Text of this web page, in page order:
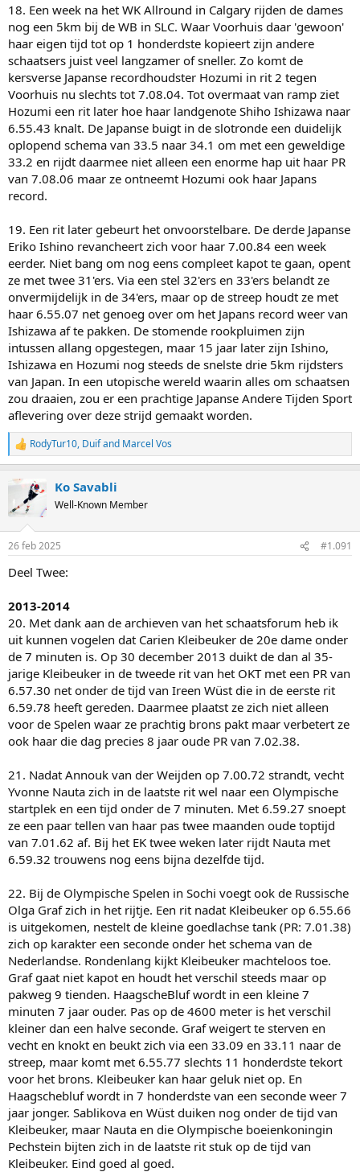
18. Een week na het WK Allround in Calgary rijden de dames
nog een 5km bij de WB in SLC. Waar Voorhuis daar 'gewoon'
haar eigen tijd tot op 1 honderdste kopieert zijn andere
schaatsers juist veel langzamer of sneller. Zo komt de
kersverse Japanse recordhoudster Hozumi in rit 2 tegen
Voorhuis nu slechts tot 7.08.04. Tot overmaat van ramp ziet
Hozumi een rit later hoe haar landgenote Shiho Ishizawa naar
6.55.43 knalt. De Japanse buigt in de slotronde een duidelijk
oplopend schema van 33.5 naar 34.1 om met een geweldige
33.2 en rijdt daarmee niet alleen een enorme hap uit haar PR
van 7.08.06 maar ze ontneemt Hozumi ook haar Japans
record.
19. Een rit later gebeurt het onvoorstelbare. De derde Japanse
Eriko Ishino revancheert zich voor haar 7.00.84 een week
eerder. Niet bang om nog eens compleet kapot te gaan, opent
ze met twee 31'ers. Via een stel 32'ers en 33'ers belandt ze
onvermijdelijk in de 34'ers, maar op de streep houdt ze met
haar 6.55.07 net genoeg over om het Japans record weer van
Ishizawa af te pakken. De stomende rookpluimen zijn
intussen allang opgestegen, maar 15 jaar later zijn Ishino,
Ishizawa en Hozumi nog steeds de snelste drie 5km rijdsters
van Japan. In een utopische wereld waarin alles om schaatsen
zou draaien, zou er een prachtige Japanse Andere Tijden Sport
aflevering over deze strijd gemaakt worden.
R
e
c
t
i
s
RodyTur10, Duifand Marcel Vos
Ko Savabli
Well-Known Member
26 feb 2025 #1.091
Deel Twee:
2013-2014
20. Met dank aan de archieven van het schaatsforum heb ik
uit kunnen vogelen dat Carien Kleibeuker de 20e dame onder
de 7 minuten is. Op 30 december 2013 duikt de dan al 35-
jarige Kleibeuker in de tweede rit van het OKT met een PR van
6.57.30 net onder de tijd van Ireen Wüst die in de eerste rit
6.59.78 heeft gereden. Daarmee plaatst ze zich niet alleen
voor de Spelen waar ze prachtig brons pakt maar verbetert ze
ook haar die dag precies 8 jaar oude PR van 7.02.38.
21. Nadat Annouk van der Weijden op 7.00.72 strandt, vecht
Yvonne Nauta zich in de laatste rit wel naar een Olympische
startplek en een tijd onder de 7 minuten. Met 6.59.27 snoept
ze een paar tellen van haar pas twee maanden oude toptijd
van 7.01.62 af. Bij het EK twee weken later rijdt Nauta met
6.59.32 trouwens nog eens bijna dezelfde tijd.
22. Bij de Olympische Spelen in Sochi voegt ook de Russische
Olga Graf zich in het rijtje. Een rit nadat Kleibeuker op 6.55.66
is uitgekomen, nestelt de kleine goedlachse tank (PR: 7.01.38)
zich op karakter een seconde onder het schema van de
Nederlandse. Rondenlang kijkt Kleibeuker machteloos toe.
Graf gaat niet kapot en houdt het verschil steeds maar op
pakweg 9 tienden. HaagscheBluf wordt in een kleine 7
minuten 7 jaar ouder. Pas op de 4600 meter is het verschil
kleiner dan een halve seconde. Graf weigert te sterven en
vecht en knokt en beukt zich via een 33.09 en 33.11 naar de
streep, maar komt met 6.55.77 slechts 11 honderdste tekort
voor het brons. Kleibeuker kan haar geluk niet op. En
Haagschebluf wordt in 7 honderdste van een seconde weer 7
jaar jonger. Sablikova en Wüst duiken nog onder de tijd van
Kleibeuker, maar Nauta en die Olympische boeienkoningin
Pechstein bijten zich in de laatste rit stuk op de tijd van
Kleibeuker. Eind goed al goed.